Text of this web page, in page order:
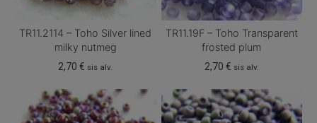
TR11.2114 – Toho Silver lined
milky nutmeg
2,70€ sis alv.
TR11.19F – Toho Transparent
frosted plum
2,70 € sis alv.